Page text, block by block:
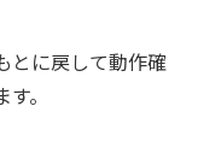
とに戻して動作確
。